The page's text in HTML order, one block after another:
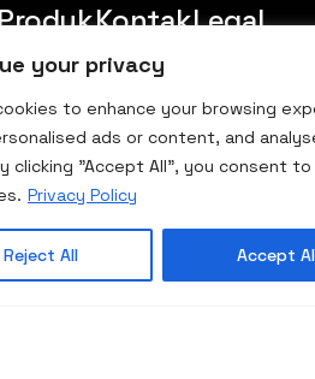
your privacy
to enhance your browsing
ads or content, and
clicking "Accept All", you consent to
Privacy Policy
Reject All Accept
76
MD
Kontak
ti
+383
44 302
822
Rr.
Bujanocit
Gjilan
Legal
Imprint